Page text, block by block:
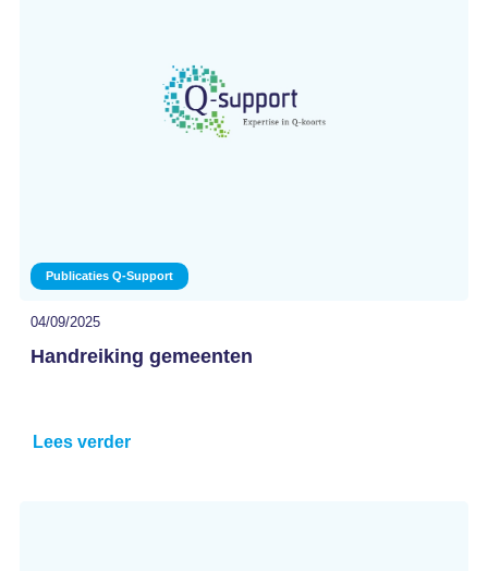
Publicaties Q-Support
04/09/2025
Handreiking gemeenten
Lees verder